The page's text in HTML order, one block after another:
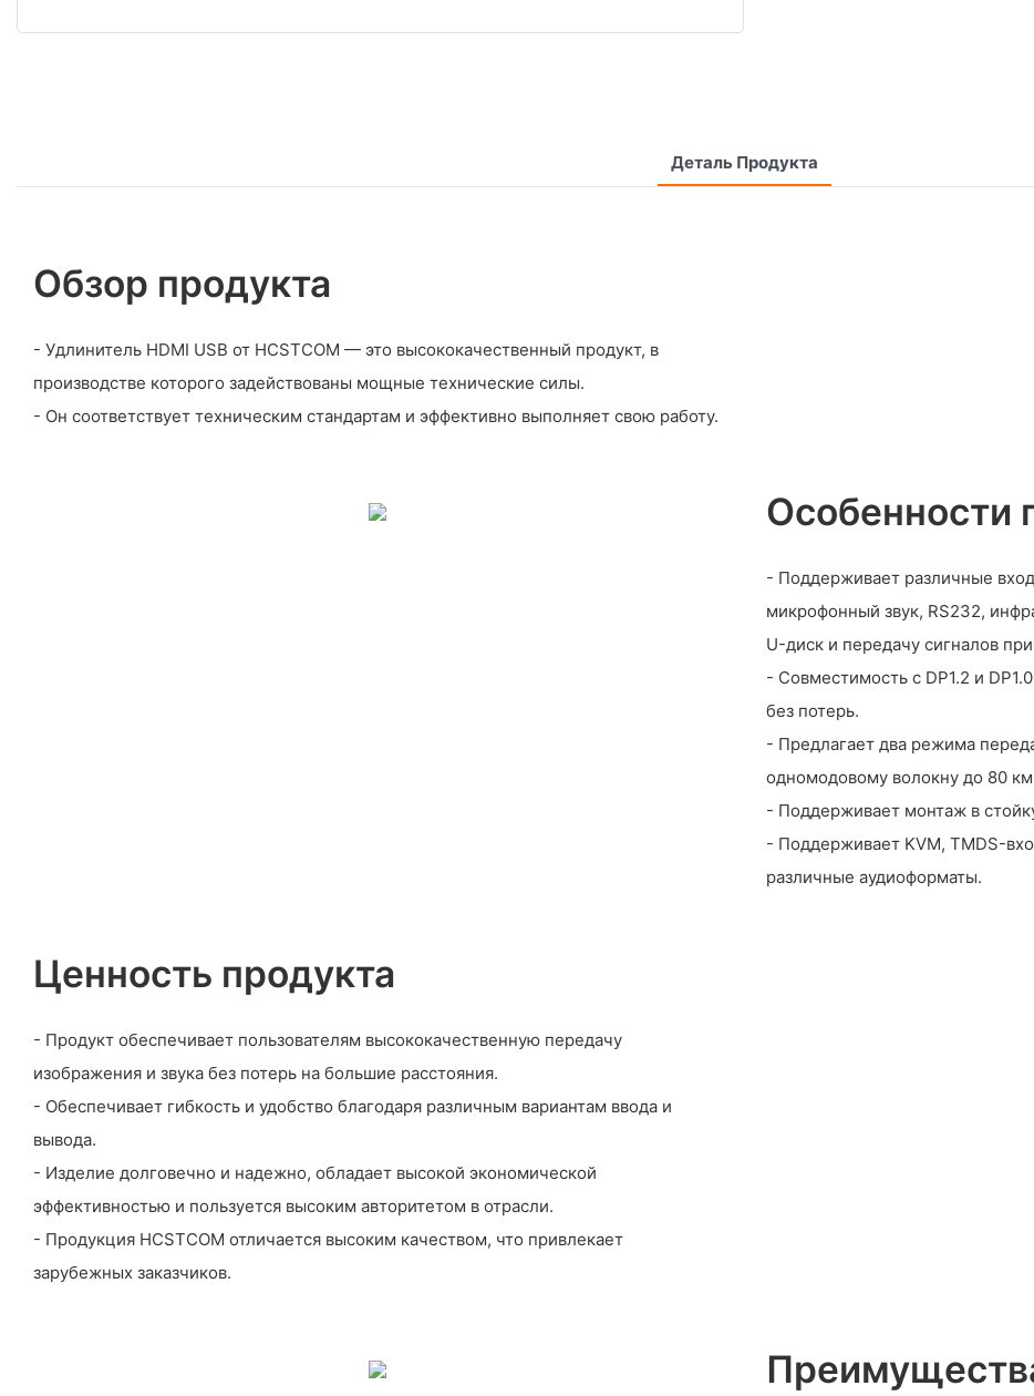
Деталь Продукта
Обзор продукта
- Удлинитель HDMI USB от HCSTCOM — это высококачественный продукт, в
производстве которого задействованы мощные технические силы.
- Он соответствует техническим стандартам и эффективно выполняет свою работу.
Особенности
- Поддерживает различные
микрофонный звук, RS232,
U-диск и передачу сигналов
- Совместимость с DP1.2 и
без потерь.
- Предлагает два режима
одномодовому волокну до 80
- Поддерживает монтаж в
- Поддерживает KVM, TMDS-
различные аудиоформаты.
Ценность продукта
- Продукт обеспечивает пользователям высококачественную передачу
изображения и звука без потерь на большие расстояния.
- Обеспечивает гибкость и удобство благодаря различным вариантам ввода и
вывода.
- Изделие долговечно и надежно, обладает высокой экономической
эффективностью и пользуется высоким авторитетом в отрасли.
- Продукция HCSTCOM отличается высоким качеством, что привлекает
зарубежных заказчиков.